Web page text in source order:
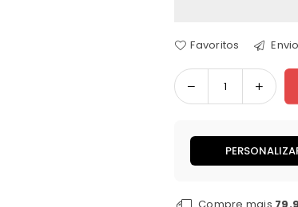
Favoritos
Quantidade